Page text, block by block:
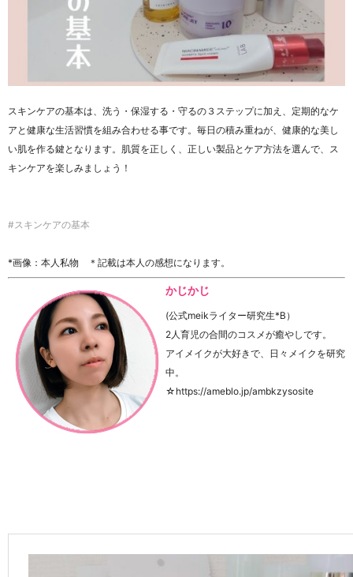
スキンケアの基本は、洗う・保湿する・守るの３ステップに加え、定期的なケ
アと健康な生活習慣を組み合わせる事です。毎日の積み重ねが、健康的な美し
い肌を作る鍵となります。肌質を正しく、正しい製品とケア方法を選んで、ス
キンケアを楽しみましょう！
#スキンケアの基本
*画像：本人私物 ＊記載は本人の感想になります。
かじかじ
(公式meikライター研究生*B）
2人育児の合間のコスメが癒やしです。
アイメイクが大好きで、日々メイクを研究
中。
☆https://ameblo.jp/ambkzysosite